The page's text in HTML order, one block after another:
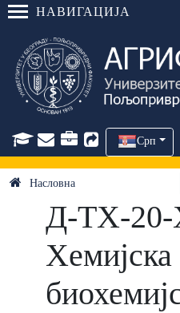
НАВИГАЦИЈА
Срп
Насловна
Д-ТХ-
Хемијска